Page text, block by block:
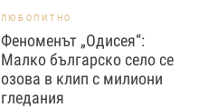
ЛЮБОПИТНО
Феноменът „Одисея“:
Малко българско село се
озова в клип с милиони
гледания